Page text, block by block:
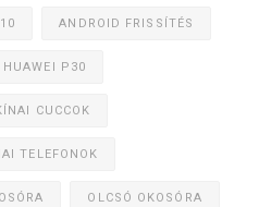
ANDROID FRISSÍTÉS
HUAWEI P30
CUCCOK
TELEFONOK
OLCSÓ OKOSÓRA